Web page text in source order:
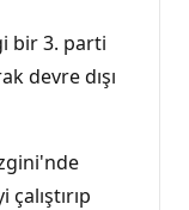
bir 3. parti
devre dışı